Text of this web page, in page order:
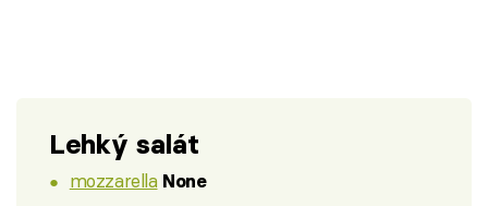
Lehký salát
mozzarella None